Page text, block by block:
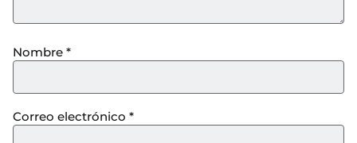
Nombre *
Correo electrónico *